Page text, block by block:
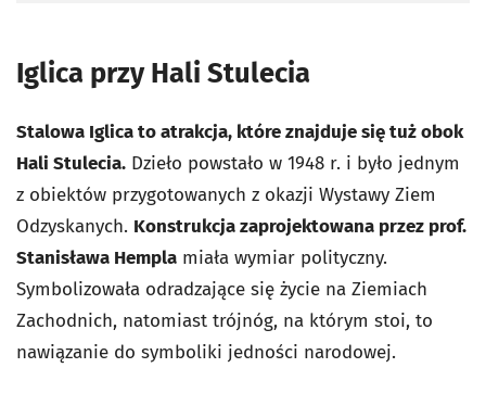
Iglica przy Hali Stulecia
Stalowa Iglica to atrakcja, które znajduje się tuż obok
Hali Stulecia. Dzieło powstało w 1948 r. i było jednym
z obiektów przygotowanych z okazji Wystawy Ziem
Odzyskanych. Konstrukcja zaprojektowana przez prof.
Stanisława Hempla miała wymiar polityczny.
Symbolizowała odradzające się życie na Ziemiach
Zachodnich, natomiast trójnóg, na którym stoi, to
nawiązanie do symboliki jedności narodowej.